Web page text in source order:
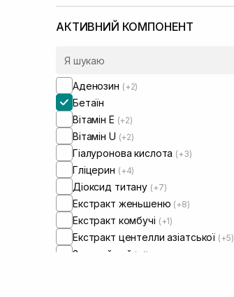
Шкіра обличчя з порушеним
барʼєром (2)
Шкіра обличчя з порушеним
АКТИВНИЙ КОМПОНЕНТ
Аденозин (+2)
Бетаїн
Вітамін Е (+2)
Вітамін U (+2)
Гіалуронова кислота (+3)
Гліцерин (+4)
Діоксид титану (+7)
Екстракт женьшеню (+8)
Екстракт комбучі (+1)
Екстракт центелли азіатської (+5)
Зелений чай (+1)